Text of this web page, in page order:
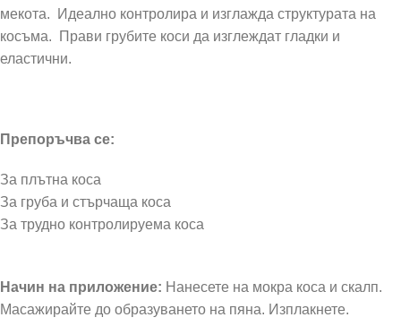
мекота. Идеално контролира и изглажда структурата на
косъма. Прави грубите коси да изглеждат гладки и
еластични.
Препоръчва се:
За плътна коса
За груба и стърчаща коса
За трудно контролируема коса
Начин на приложение: Нанесете на мокра коса и скалп.
Масажирайте до образуването на пяна. Изплакнете.